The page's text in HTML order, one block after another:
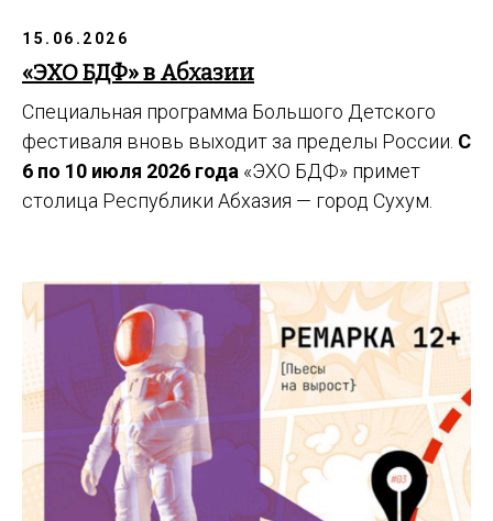
15.06.2026
«ЭХО БДФ» в Абхазии
Специальная программа Большого Детского
фестиваля вновь выходит за пределы России. С
6 по 10 июля 2026 года «ЭХО БДФ» примет
столица Республики Абхазия — город Сухум.